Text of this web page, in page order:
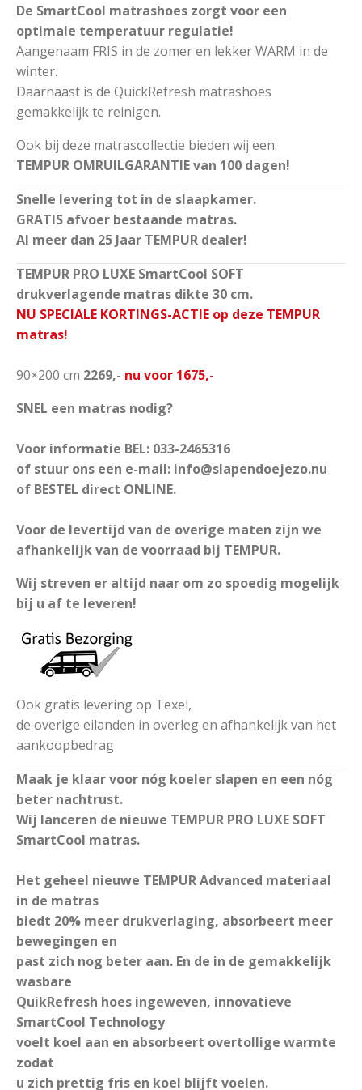
De SmartCool matrashoes zorgt voor een
optimale temperatuur regulatie!
Aangenaam FRIS in de zomer en lekker WARM in de
winter.
Daarnaast is de QuickRefresh matrashoes
gemakkelijk te reinigen.
Ook bij deze matrascollectie bieden wij een:
TEMPUR OMRUILGARANTIE van 100 dagen!
Snelle levering tot in de slaapkamer.
GRATIS afvoer bestaande matras.
Al meer dan 25 Jaar TEMPUR dealer!
TEMPUR PRO LUXE SmartCool SOFT
drukverlagende matras dikte 30 cm.
NU SPECIALE KORTINGS-ACTIE op deze TEMPUR
matras!
90×200 cm 2269,- nu voor 1675,-
SNEL een matras nodig?
Voor informatie BEL: 033-2465316
of stuur ons een e-mail: info@slapendoejezo.nu
of BESTEL direct ONLINE.
Voor de levertijd van de overige maten zijn we
afhankelijk van de voorraad bij TEMPUR.
Wij streven er altijd naar om zo spoedig mogelijk
bij u af te leveren!
Ook gratis levering op Texel,
de overige eilanden in overleg en afhankelijk van het
aankoopbedrag
Maak je klaar voor nóg koeler slapen en een nóg
beter nachtrust.
Wij lanceren de nieuwe TEMPUR PRO LUXE SOFT
SmartCool matras.
Het geheel nieuwe TEMPUR Advanced materiaal
in de matras
biedt 20% meer drukverlaging, absorbeert meer
bewegingen en
past zich nog beter aan. En de in de gemakkelijk
wasbare
QuikRefresh hoes ingeweven, innovatieve
SmartCool Technology
voelt koel aan en absorbeert overtollige warmte
zodat
u zich prettig fris en koel blijft voelen.